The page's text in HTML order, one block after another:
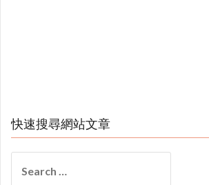
快速搜尋網站文章
for: